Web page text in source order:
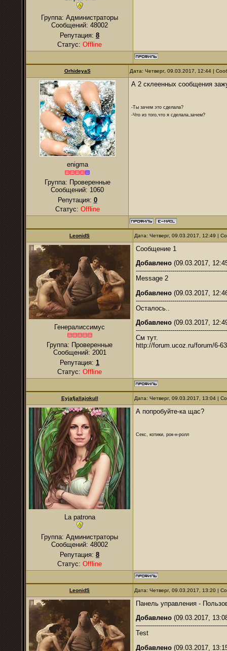
Группа: Администраторы
Сообщений: 48002
Репутация: 8
Статус: Offline
OrhideyaS Дата: Четверг, 09.03.2017, 12:44 |
enigma
Группа: Проверенные
Сообщений: 1060
Репутация: 0
Статус: Offline
А 2 склеенных сообщения
-Ты зачем это сделала?
-Что из того,что я сделала,зачем?
LeonidS Дата: Четверг, 09.03.2017, 12:49 |
Генералиссимус
Группа: Проверенные
Сообщений: 2001
Репутация: 1
Статус: Offline
Сообщение 1
Добавлено (09.03.2017,
---------------------------------------------
Message 2
Добавлено (09.03.2017,
---------------------------------------------
Осталось..
Добавлено (09.03.2017,
---------------------------------------------
См тут.
http://forum.ucoz.ru/forum/6-
Eyjafjallajokull Дата: Четверг, 09.03.2017, 13:04 |
La patrona
Группа: Администраторы
Сообщений: 48002
Репутация: 8
Статус: Offline
А попробуйте-ка щас?
Секс, котики, рок-н-ролл
LeonidS Дата: Четверг, 09.03.2017, 13:20 |
Панель управления -
Добавлено (09.03.2017,
---------------------------------------------
Test
Добавлено (09.03.2017,